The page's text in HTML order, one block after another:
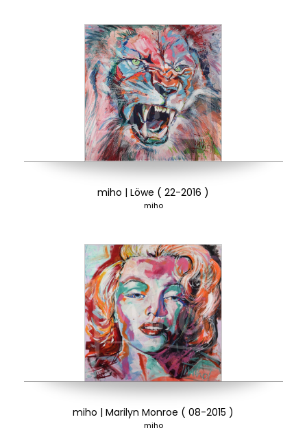
miho | Löwe ( 22-2016 )
miho
miho | Marilyn Monroe ( 08-2015 )
miho